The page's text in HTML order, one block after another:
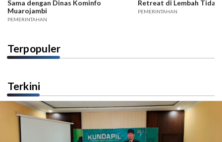
Sama dengan Dinas Kominfo
Muarojambi
PEMERINTAHAN
Retreat di Lembah Tidar
PEMERINTAHAN
Terpopuler
Terkini